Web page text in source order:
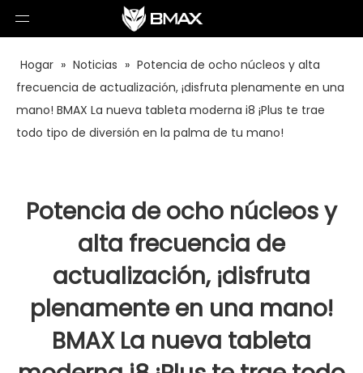
Hogar » Noticias » Potencia de ocho núcleos y alta
frecuencia de actualización, ¡disfruta plenamente en una
mano! BMAX La nueva tableta moderna i8 ¡Plus te trae
todo tipo de diversión en la palma de tu mano!
Potencia de ocho núcleos y
alta frecuencia de
actualización, ¡disfruta
plenamente en una mano!
BMAX La nueva tableta